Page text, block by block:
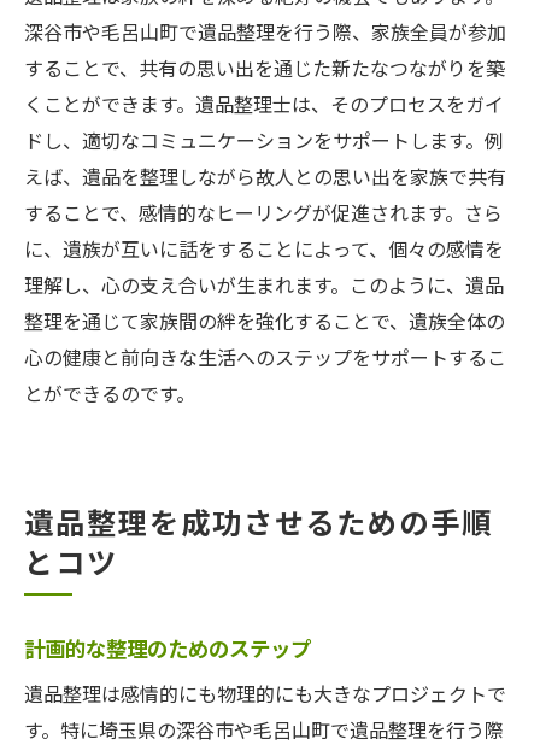
深谷市や毛呂山町で遺品整理を行う際、家族全員が参加
することで、共有の思い出を通じた新たなつながりを築
くことができます。遺品整理士は、そのプロセスをガイ
ドし、適切なコミュニケーションをサポートします。例
えば、遺品を整理しながら故人との思い出を家族で共有
することで、感情的なヒーリングが促進されます。さら
に、遺族が互いに話をすることによって、個々の感情を
理解し、心の支え合いが生まれます。このように、遺品
整理を通じて家族間の絆を強化することで、遺族全体の
心の健康と前向きな生活へのステップをサポートするこ
とができるのです。
遺品整理を成功させるための手順
とコツ
計画的な整理のためのステップ
遺品整理は感情的にも物理的にも大きなプロジェクトで
す。特に埼玉県の深谷市や毛呂山町で遺品整理を行う際